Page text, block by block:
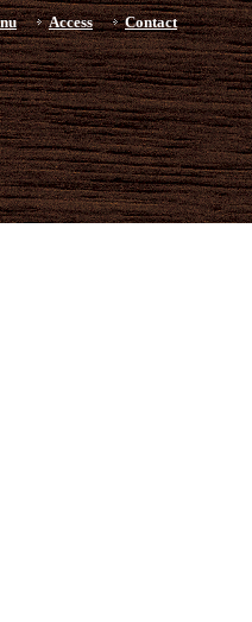
Access Contact